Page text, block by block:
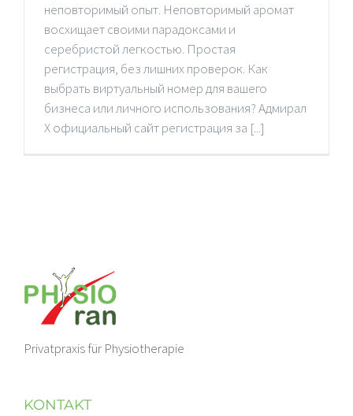
неповторимый опыт. Неповторимый аромат
восхищает своими парадоксами и
серебристой легкостью. Простая
регистрация, без лишних проверок. Как
выбрать виртуальный номер для вашего
бизнеса или личного использования? Адмирал
Х официальный сайт регистрация за [...]
Privatpraxis für Physiotherapie
KONTAKT